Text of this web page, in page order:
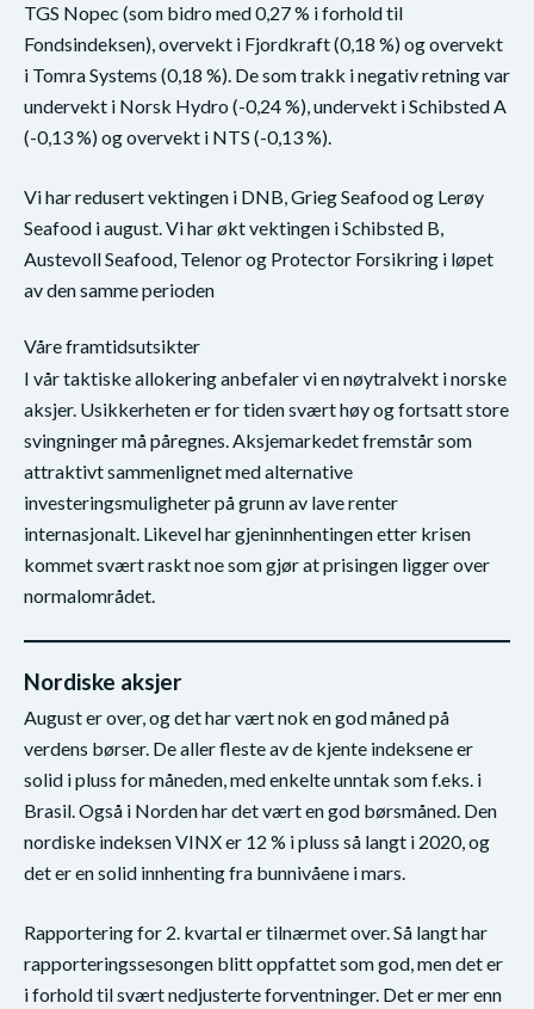
TGS Nopec (som bidro med 0,27 % i forhold til
Fondsindeksen), overvekt i Fjordkraft (0,18 %) og overvekt
i Tomra Systems (0,18 %). De som trakk i negativ retning var
undervekt i Norsk Hydro (-0,24 %), undervekt i Schibsted A
(-0,13 %) og overvekt i NTS (-0,13 %).
Vi har redusert vektingen i DNB, Grieg Seafood og Lerøy
Seafood i august. Vi har økt vektingen i Schibsted B,
Austevoll Seafood, Telenor og Protector Forsikring i løpet
av den samme perioden
Våre framtidsutsikter
I vår taktiske allokering anbefaler vi en nøytralvekt i norske
aksjer. Usikkerheten er for tiden svært høy og fortsatt store
svingninger må påregnes. Aksjemarkedet fremstår som
attraktivt sammenlignet med alternative
investeringsmuligheter på grunn av lave renter
internasjonalt. Likevel har gjeninnhentingen etter krisen
kommet svært raskt noe som gjør at prisingen ligger over
normalområdet.
Nordiske aksjer
August er over, og det har vært nok en god måned på
verdens børser. De aller fleste av de kjente indeksene er
solid i pluss for måneden, med enkelte unntak som f.eks. i
Brasil. Også i Norden har det vært en god børsmåned. Den
nordiske indeksen VINX er 12 % i pluss så langt i 2020, og
det er en solid innhenting fra bunnivåene i mars.
Rapportering for 2. kvartal er tilnærmet over. Så langt har
rapporteringssesongen blitt oppfattet som god, men det er
i forhold til svært nedjusterte forventninger. Det er mer enn